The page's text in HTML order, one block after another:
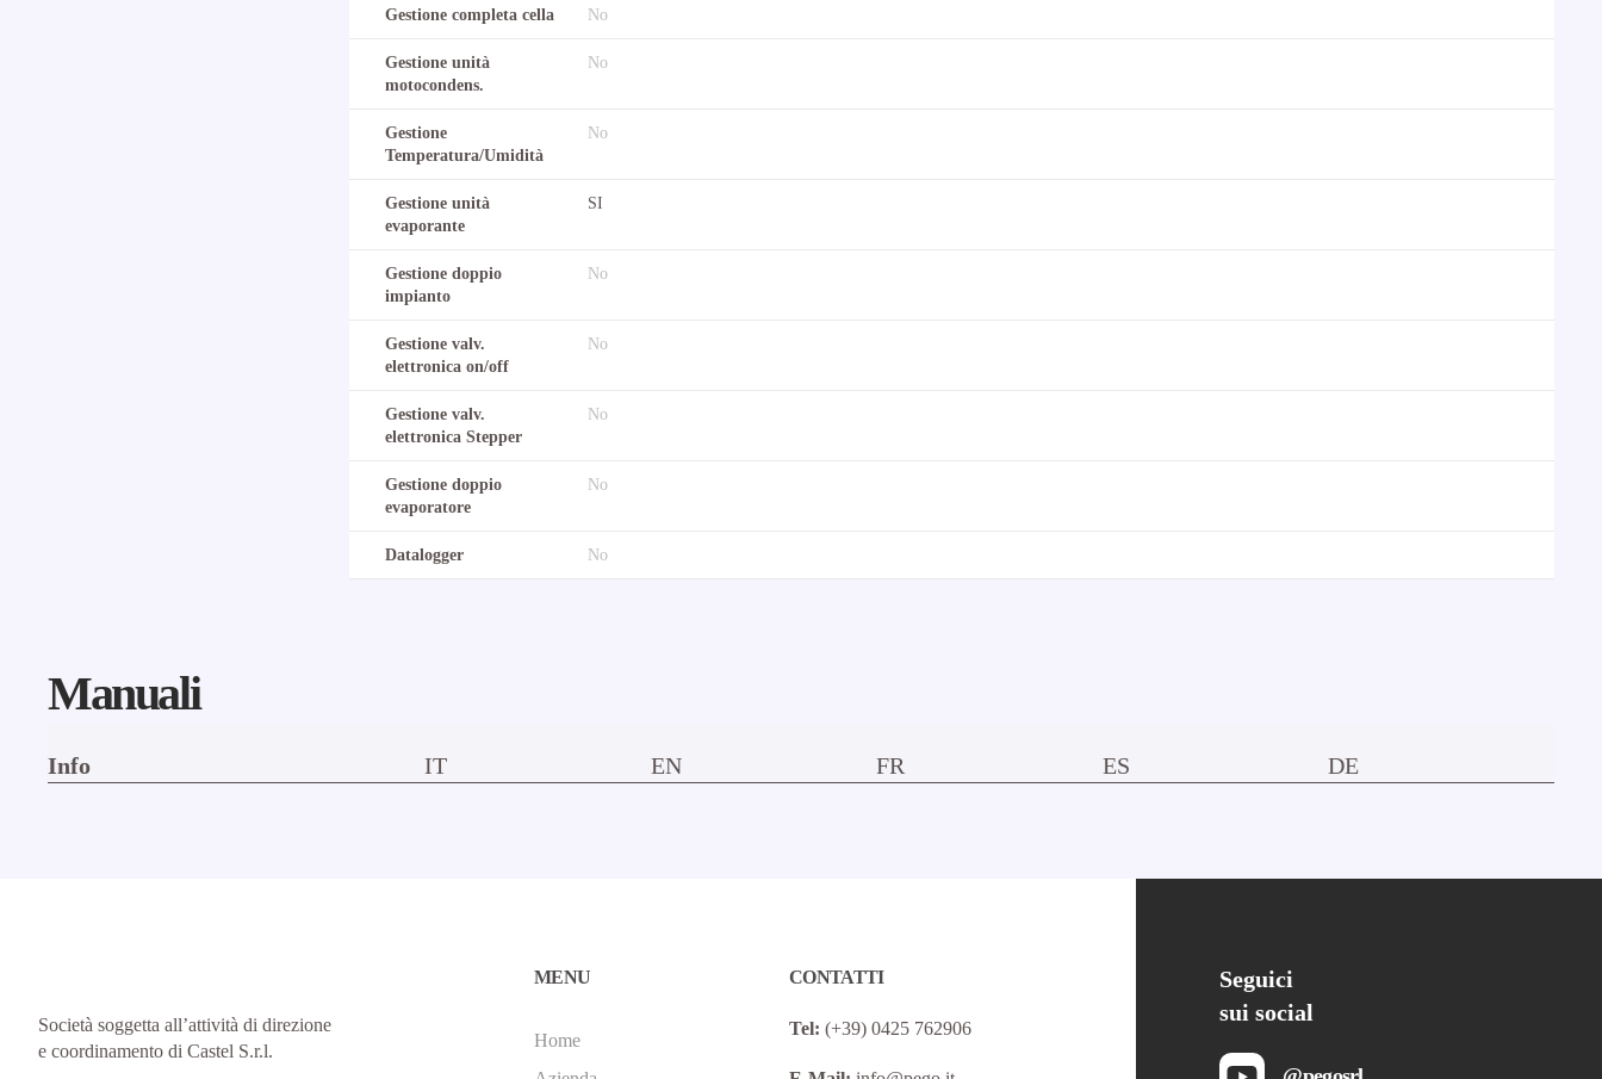
Gestione completa cella No
Gestione unità
motocondens.
No
Gestione
Temperatura/Umidità
No
Gestione unità
evaporante
SI
Gestione doppio
impianto
No
Gestione valv.
elettronica on/off
No
Gestione valv.
elettronica Stepper
No
Gestione doppio
evaporatore
No
Datalogger No
Manuali
Info IT EN FR ES DE
Società soggetta all’attività di direzione
e coordinamento di Castel S.r.l.
MENU
Home
CONTATTI
Tel: (+39) 0425 762906
Seguici
sui social